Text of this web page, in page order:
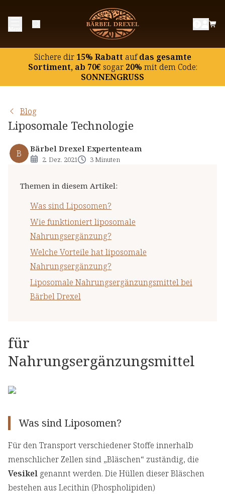
Sichere dir15% Rabatt aufdas gesamte
Sortiment, ab 70€ sogar20% mit dem Code:
SONNENGRUSS
Blog
Liposomale Technologie
B Bärbel Drexel Expertenteam
2. Dez. 2021 3 Minuten
Themen in diesem Artikel:
Was sind Liposomen?
Wie funktioniert liposomale
Nahrungsergänzung?
Welche Vorteile hat liposomale
Nahrungsergänzung?
Liposomale Nahrungsergänzungsmittel bei
Bärbel Drexel
Was sind Liposomen?
Wie funktioniert liposomale Nahrungsergänzung?
Welche Vorteile hat liposomale
Nahrungsergänzung?
Liposomale Nahrungsergänzungsmittel bei Bärbel
für
Nahrungsergänzungsmittel
Was sind Liposomen?
Für den Transport verschiedener Stoffe innerhalb
menschlicher Zellen sind „Bläschen“ zuständig, die
Vesikel genannt werden. Die Hüllen dieser Bläschen
bestehen aus Lecithin (Phospholipiden)